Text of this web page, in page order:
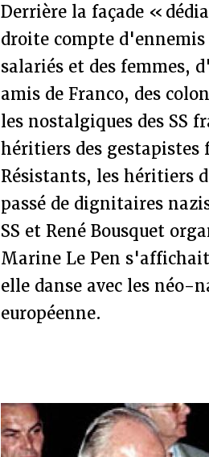
Derrière la façade «
droite compte d'ennemis
salariés et des femmes,
amis de Franco, des
les nostalgiques des SS
héritiers des
Résistants, les héritiers
passé de dignitaires
SS et René Bousquet
Marine Le Pen
elle danse avec les
européenne.